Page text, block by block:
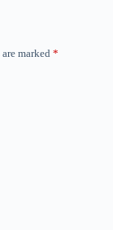
marked*